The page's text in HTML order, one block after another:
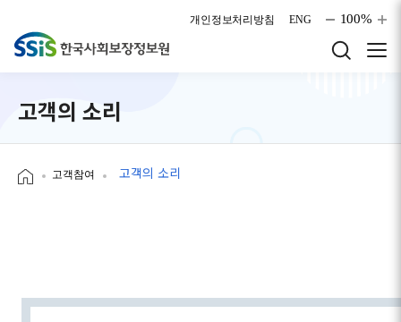
개인정보처리방침
ENG 100%
고객의 소리
고객참여 고객의 소리